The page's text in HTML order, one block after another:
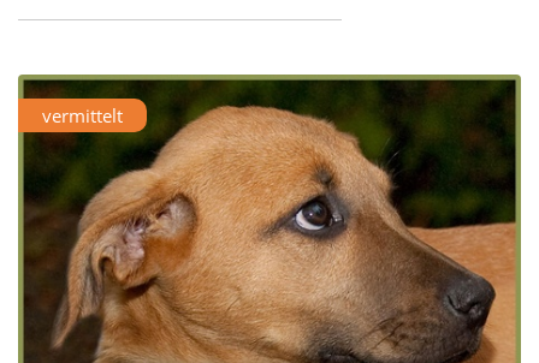
vermittelt